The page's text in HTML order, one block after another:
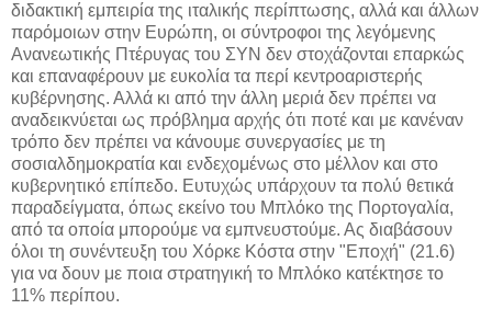
διδακτική εμπειρία της ιταλικής περίπτωσης, αλλά και άλλων
παρόμοιων στην Ευρώπη, οι σύντροφοι της λεγόμενης
Ανανεωτικής Πτέρυγας του ΣΥΝ δεν στοχάζονται επαρκώς
και επαναφέρουν με ευκολία τα περί κεντροαριστερής
κυβέρνησης. Αλλά κι από την άλλη μεριά δεν πρέπει να
αναδεικνύεται ως πρόβλημα αρχής ότι ποτέ και με κανέναν
τρόπο δεν πρέπει να κάνουμε συνεργασίες με τη
σοσιαλδημοκρατία και ενδεχομένως στο μέλλον και στο
κυβερνητικό επίπεδο. Ευτυχώς υπάρχουν τα πολύ θετικά
παραδείγματα, όπως εκείνο του Μπλόκο της Πορτογαλία,
από τα οποία μπορούμε να εμπνευστούμε. Ας διαβάσουν
όλοι τη συνέντευξη του Χόρκε Κόστα στην "Εποχή" (21.6)
για να δουν με ποια στρατηγική το Μπλόκο κατέκτησε το
11% περίπου.